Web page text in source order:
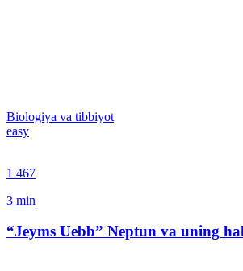
Biologiya va tibbiyot
easy
1 467
3 min
“Jeyms Uebb” Neptun va uning